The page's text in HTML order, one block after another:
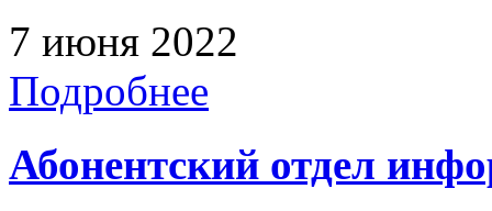
7 июня 2022
Подробнее
Абонентский отдел